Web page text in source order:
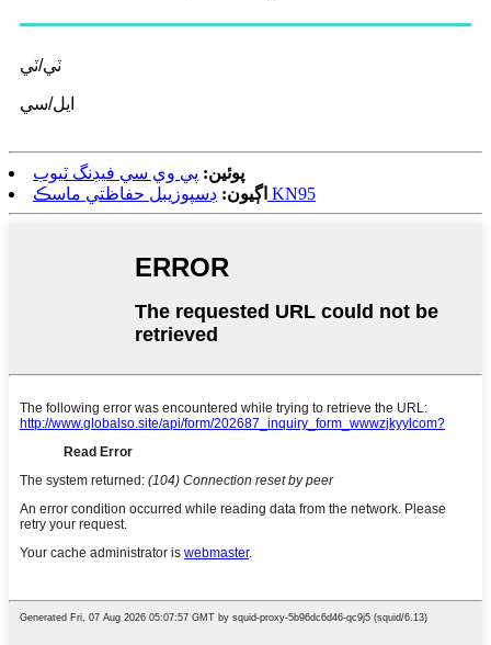
ٽي/ٽي
ايل/سي
پوئين: پي وي سي فيڊنگ ٽيوب
اڳيون: ڊسپوزيبل حفاظتي ماسڪ KN95